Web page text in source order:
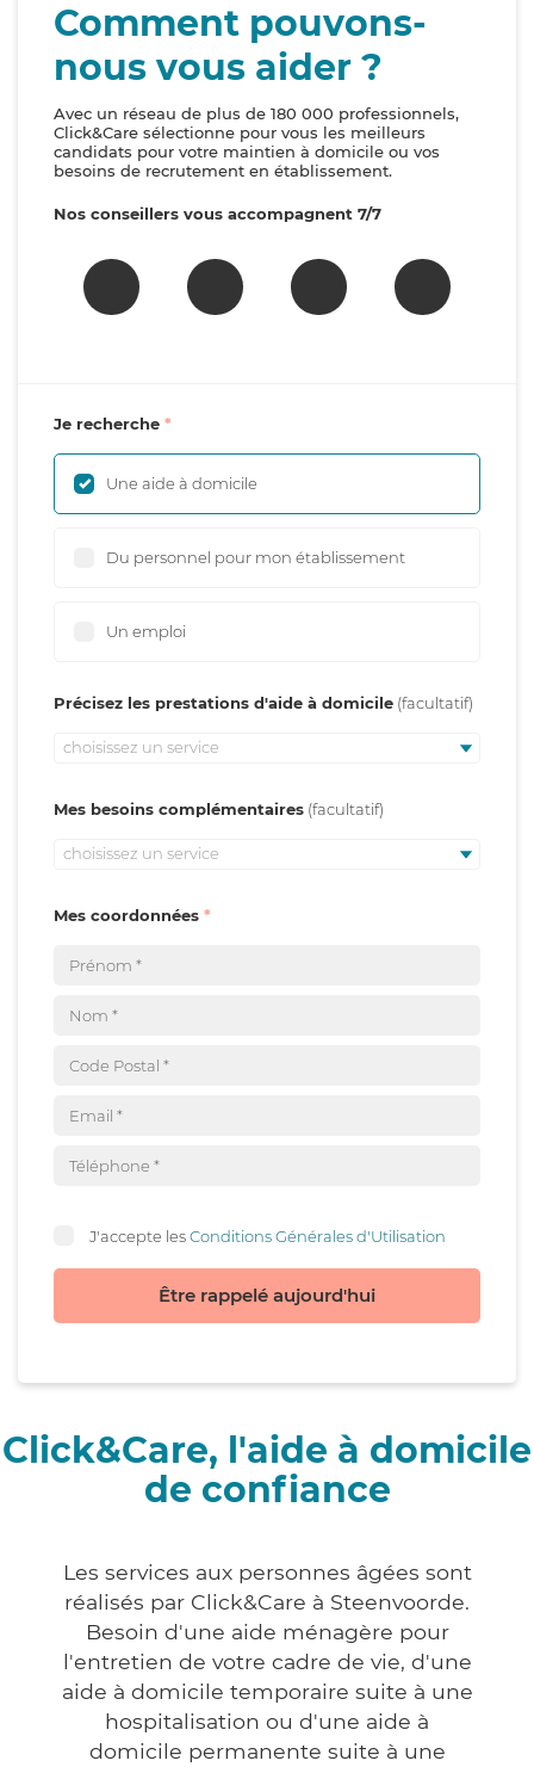
Comment pouvons-
nous vous aider ?
Avec un réseau de plus de 180 000 professionnels,
Click&Care sélectionne pour vous les meilleurs
candidats pour votre maintien à domicile ou vos
besoins de recrutement en établissement.
Nos conseillers vous accompagnent 7/7
Je recherche
Une aide à domicile
Du personnel pour mon établissement
Un emploi
Précisez les prestations d'aide à domicile
choisissez un service
Mes besoins complémentaires
choisissez un service
Mes coordonnées
J'accepte lesConditions Générales d'Utilisation
Être rappelé aujourd'hui
Click&Care, l'aide à domicile
de confiance
Les services aux personnes âgées sont
réalisés par Click&Care à Steenvoorde.
Besoin d'une aide ménagère pour
l'entretien de votre cadre de vie, d'une
aide à domicile temporaire suite à une
hospitalisation ou d'une aide à
domicile permanente suite à une